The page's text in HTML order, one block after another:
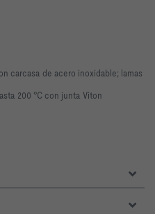
carcasa de acero inoxidable; lamas
200 °C con junta Viton